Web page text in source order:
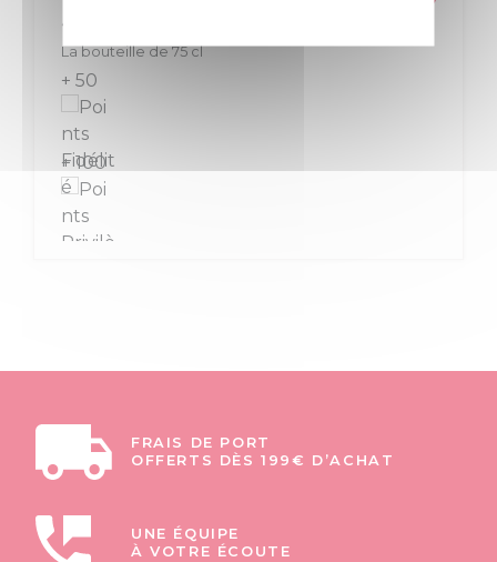
50,00 €
La bouteille de 75 cl
+ 50
+ 100
FRAIS DE PORT
OFFERTS DÈS 199€ D’ACHAT
UNE ÉQUIPE
À VOTRE ÉCOUTE